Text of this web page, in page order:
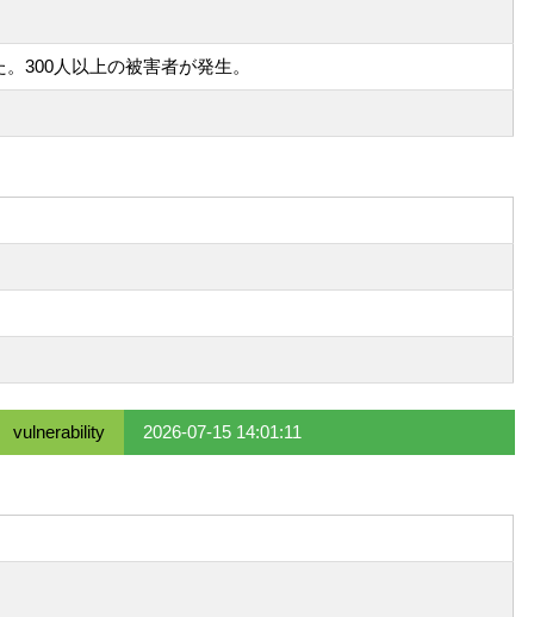
300人以上の被害者が発生。
vulnerability 2026-07-15 14:01:11